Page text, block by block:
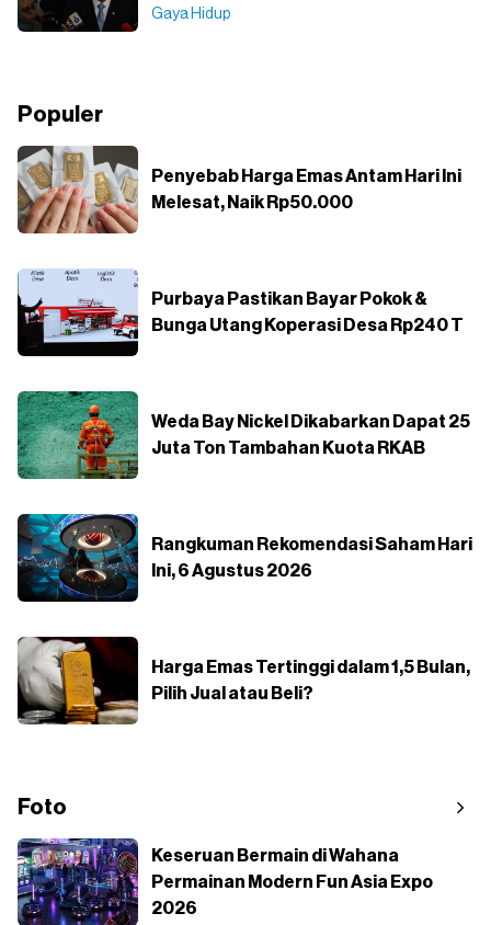
Gaya Hidup
Populer
Penyebab Harga Emas Antam Hari Ini
Melesat, Naik Rp50.000
Purbaya Pastikan Bayar Pokok &
Bunga Utang Koperasi Desa Rp240 T
Weda Bay Nickel Dikabarkan Dapat 25
Juta Ton Tambahan Kuota RKAB
Rangkuman Rekomendasi Saham Hari
Ini, 6 Agustus 2026
Harga Emas Tertinggi dalam 1,5 Bulan,
Pilih Jual atau Beli?
Foto
Keseruan Bermain di Wahana
Permainan Modern Fun Asia Expo
2026